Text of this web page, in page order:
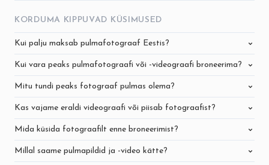
KORDUMA KIPPUVAD KÜSIMUSED
Kui palju maksab pulmafotograaf Eestis?
Kui vara peaks pulmafotograafi või -videograafi broneerima?
Mitu tundi peaks fotograaf pulmas olema?
Kas vajame eraldi videograafi või piisab fotograafist?
Mida küsida fotograafilt enne broneerimist?
Millal saame pulmapildid ja -video kätte?